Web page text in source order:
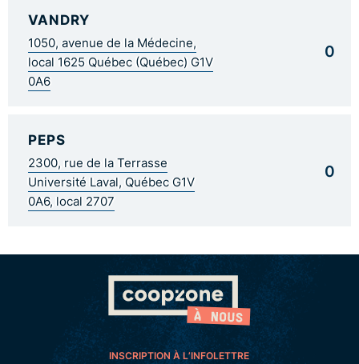
VANDRY
1050, avenue de la Médecine,
local 1625 Québec (Québec) G1V
0A6
0
PEPS
2300, rue de la Terrasse
Université Laval, Québec G1V
0A6, local 2707
0
INSCRIPTION À L’INFOLETTRE